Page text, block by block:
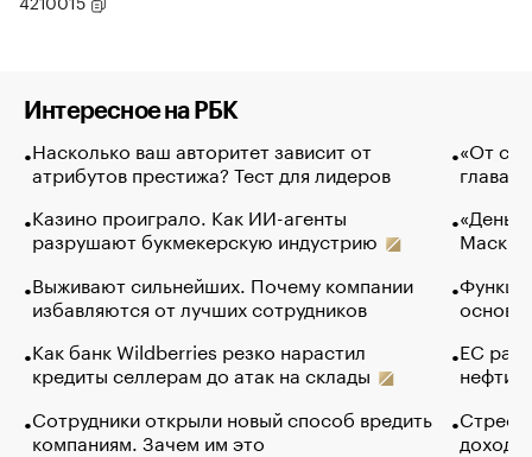
Интересное на РБК
Насколько ваш авторитет зависит от
атрибутов престижа? Тест для лидеров
Казино проиграло. Как ИИ-агенты
разрушают букмекерскую индустрию
Выживают сильнейших. Почему компании
избавляются от лучших сотрудников
Как банк Wildberries резко нарастил
кредиты селлерам до атак на склады
Сотрудники открыли новый способ вредить
компаниям. Зачем им это
«От
глава
Маск в
основ
ЕС
нефти